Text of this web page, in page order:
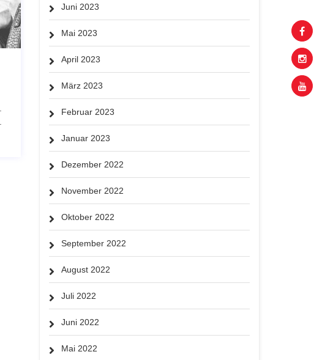
Juni 2023
Mai 2023
April 2023
März 2023
Februar 2023
Januar 2023
Dezember 2022
November 2022
Oktober 2022
September 2022
August 2022
Juli 2022
Juni 2022
Mai 2022